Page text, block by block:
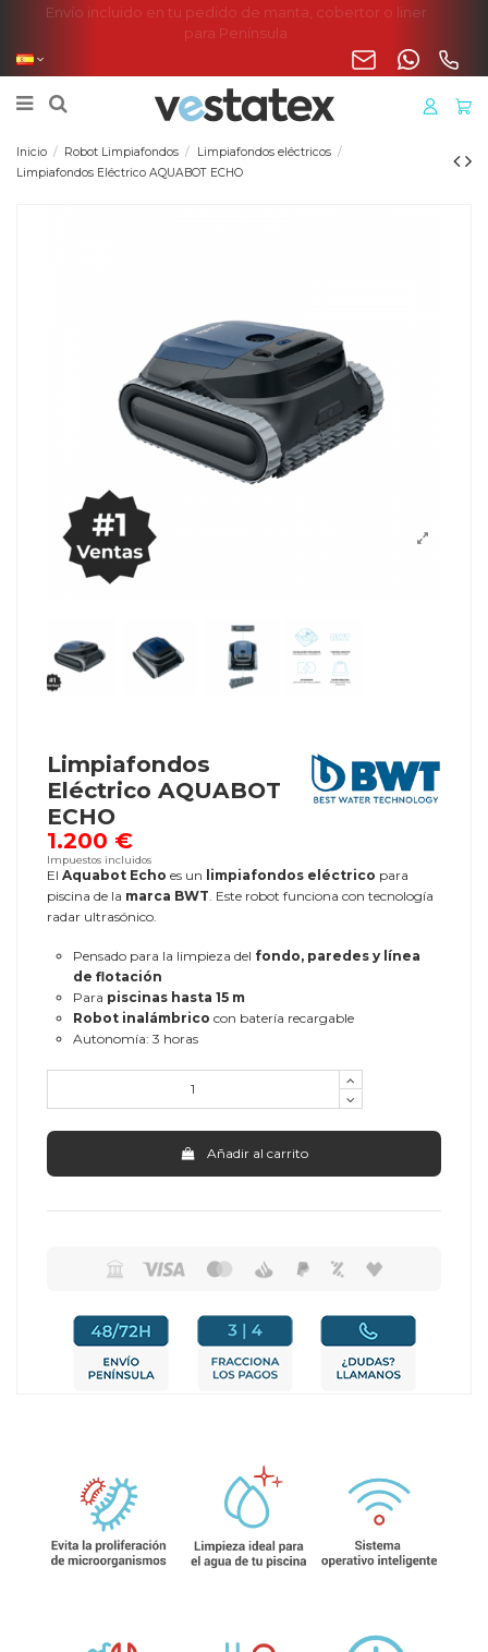
Envío incluido en tu pedido de manta, cobertor o liner
para Península
Inicio Robot Limpiafondos
Limpiafondos eléctricos
Limpiafondos Eléctrico AQUABOT ECHO
Limpiafondos
Eléctrico AQUABOT
ECHO
1.200 €
Impuestos incluidos
El Aquabot Echo es un limpiafondos eléctrico para
piscina de la marca BWT. Este robot funciona con tecnología
radar ultrasónico.
Pensado para la limpieza del fondo, paredes y línea
de flotación
Para piscinas hasta 15 m
Robot inalámbrico con batería recargable
Autonomía: 3 horas
Añadir al carrito